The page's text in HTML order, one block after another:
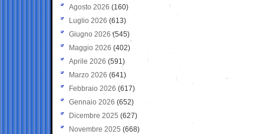
Agosto 2026 (160)
Luglio 2026 (613)
Giugno 2026 (545)
Maggio 2026 (402)
Aprile 2026 (591)
Marzo 2026 (641)
Febbraio 2026 (617)
Gennaio 2026 (652)
Dicembre 2025 (627)
Novembre 2025 (668)